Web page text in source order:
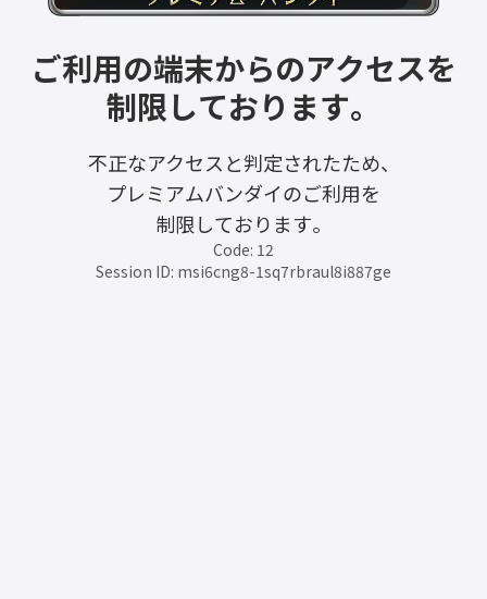
ご利用の端末からのアクセスを
制限しております。
不正なアクセスと判定されたため、
プレミアムバンダイのご利用を
制限しております。
Code: 12
Session ID: msi6cng8-1sq7rbraul8i887ge